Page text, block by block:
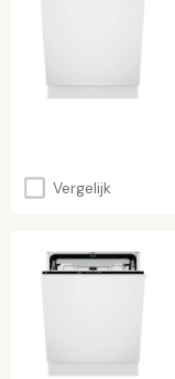
Vergelijk